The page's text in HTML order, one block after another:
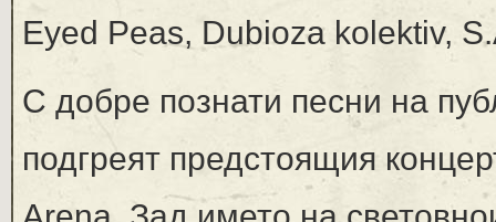
Eyed Peas, Dubioza kolektiv,
С добре познати песни на
подгреят предстоящия